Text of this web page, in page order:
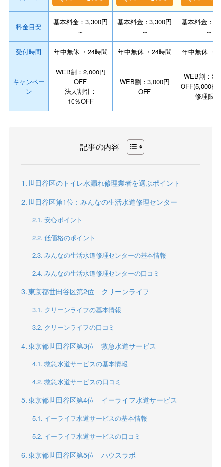
料金目安
基本料金：3,300円
～
基本料金：3,300円
～
基本料金：
～
受付時間 年中無休 ・24時間 年中無休 ・24時間 年中無休 ・
キャンペー
ン
WEB割：2,000円
OFF
法人割引：
10％OFF
WEB割：3,000円
OFF
WEB割：
OFF(5,000円
修理限
記事の内容
世田谷区のトイレ水漏れ修理業者を選ぶポイント
世田谷区第1位：みんなの生活水道修理センター
安心ポイント
低価格のポイント
みんなの生活水道修理センターの基本情報
みんなの生活水道修理センターの口コミ
東京都世田谷区第2位 クリーンライフ
クリーンライフの基本情報
クリーンライフの口コミ
東京都世田谷区第3位 救急水道サービス
救急水道サービスの基本情報
救急水道サービスの口コミ
東京都世田谷区第4位 イーライフ水道サービス
イーライフ水道サービスの基本情報
イーライフ水道サービスの口コミ
東京都世田谷区第5位 ハウスラボ